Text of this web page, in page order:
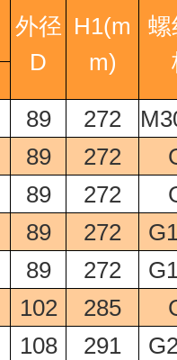
外径
D
H1(m
m)
螺
89 272
89 272
89 272
89 272
89 272
102 285
108 291